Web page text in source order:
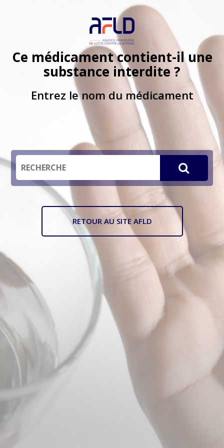
Ce médicament contient-il une
substance interdite ?
Entrez le nom du médicament
RETOUR AU SITE AFLD